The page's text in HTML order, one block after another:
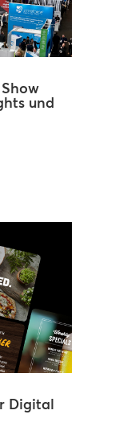
und
Digital